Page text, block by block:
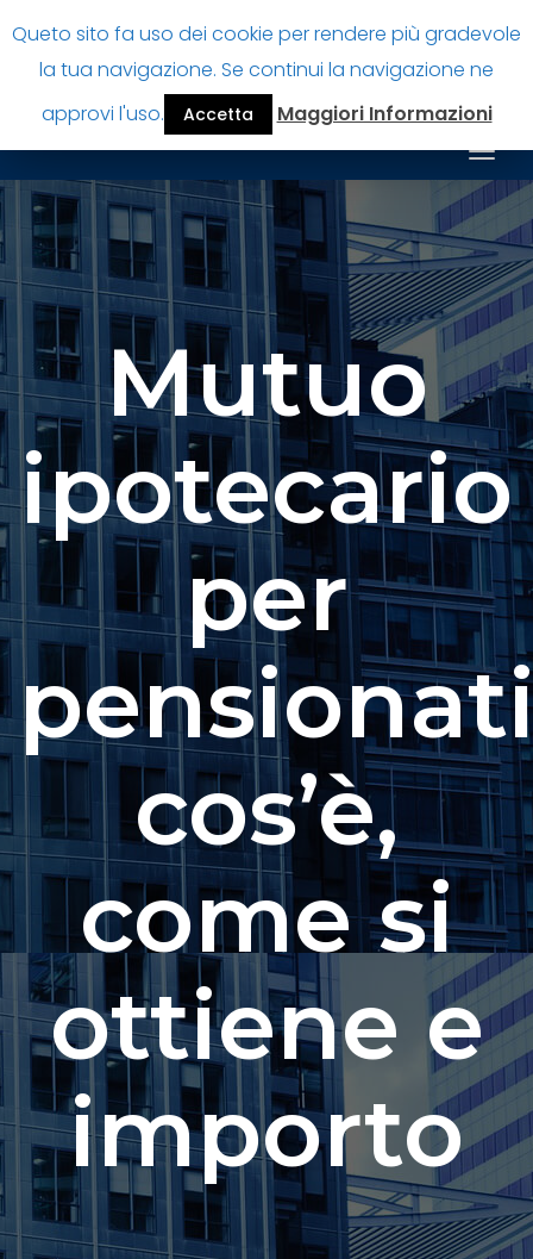
Prestitiperpensionatiok
Guida finanziamenti per pensionati
Mutuo
ipotecario
per
cos’è,
come si
ottiene e
importo
Queto sito fa uso dei cookie per rendere più gradevole
la tua navigazione. Se continui la navigazione ne
approvi l'uso.
Accetta Maggiori Informazioni